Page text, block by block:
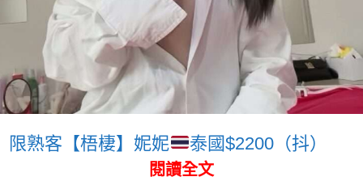
限熟客【梧棲】妮妮 泰國$2200（抖）
閱讀全文